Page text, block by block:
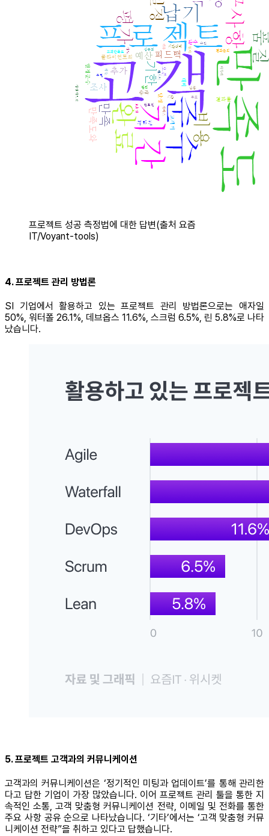
프로젝트 성공 측정법에 대한 답변(출처 요즘
IT/Voyant-tools)
4. 프로젝트 관리 방법론
SI 기업에서 활용하고 있는 프로젝트 관리 방법론으로는 애자일
50%, 워터폴 26.1%, 데브옵스 11.6%, 스크럼 6.5%, 린 5.8%로 나타
났습니다.
5. 프로젝트 고객과의 커뮤니케이션
고객과의 커뮤니케이션은 ‘정기적인 미팅과 업데이트’를 통해 관리한
다고 답한 기업이 가장 많았습니다. 이어 프로젝트 관리 툴을 통한 지
속적인 소통, 고객 맞춤형 커뮤니케이션 전략, 이메일 및 전화를 통한
주요 사항 공유 순으로 나타났습니다. ‘기타’에서는 ‘고객 맞춤형 커뮤
니케이션 전략”을 취하고 있다고 답했습니다.